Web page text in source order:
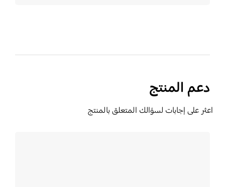
دعم المنتج
اعثر على إجابات لسؤالك المتعلق بالمنتج